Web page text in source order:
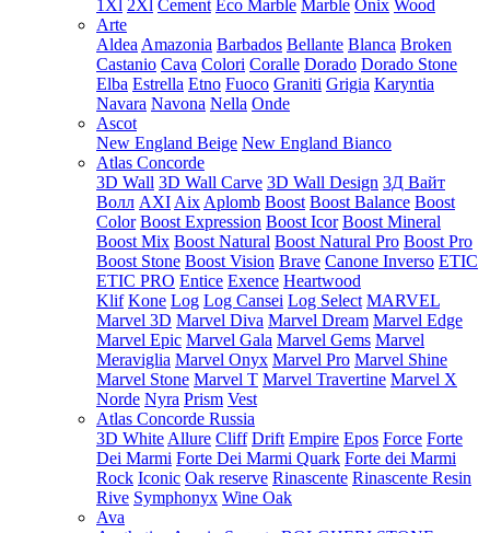
1Xl 2Xl Cement Eco Marble Marble Onix Wood
Arte
Aldea Amazonia Barbados Bellante Blanca Broken
Castanio Cava Colori Coralle Dorado Dorado Stone
Elba Estrella Etno Fuoco Graniti Grigia Karyntia
Navara Navona Nella Onde
Ascot
New England Beige New England Bianco
Atlas Concorde
3D Wall 3D Wall Carve 3D Wall Design 3Д Вайт
Волл AXI Aix Aplomb Boost Boost Balance Boost
Color Boost Expression Boost Icor Boost Mineral
Boost Mix Boost Natural Boost Natural Pro Boost Pro
Boost Stone Boost Vision Brave Canone Inverso ETIC
ETIC PRO Entice Exence Heartwood
Klif Kone Log Log Cansei Log Select MARVEL
Marvel 3D Marvel Diva Marvel Dream Marvel Edge
Marvel Epic Marvel Gala Marvel Gems Marvel
Meraviglia Marvel Onyx Marvel Pro Marvel Shine
Marvel Stone Marvel T Marvel Travertine Marvel X
Norde Nyra Prism Vest
Atlas Concorde Russia
3D White Allure Cliff Drift Empire Epos Force Forte
Dei Marmi Forte Dei Marmi Quark Forte dei Marmi
Rock Iconic Oak reserve Rinascente Rinascente Resin
Rive Symphonyx Wine Oak
Ava